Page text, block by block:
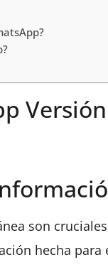
son
hecha para